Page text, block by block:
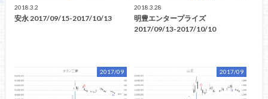
2018.3.2
安永 2017/09/15-2017/10/13
2018.3.28
明豊エンタープライズ
2017/09/13-2017/10/10
2017/09 2017/09